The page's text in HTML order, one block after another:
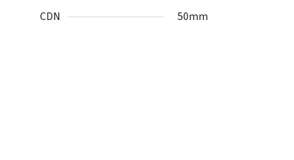
CDN
50mm